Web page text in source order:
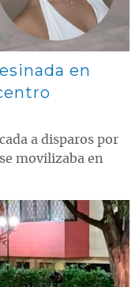
en
a disparos por
movilizaba en